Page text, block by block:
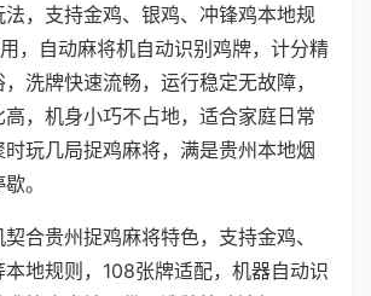
，支持金鸡、银鸡、冲锋鸡本地规
，自动麻将机自动识别鸡牌，计分精
洗牌快速流畅，运行稳定无故障，
，机身小巧不占地，适合家庭日常
玩几局捉鸡麻将，满是贵州本地烟
。
合贵州捉鸡麻将特色，支持金鸡、
地规则，108张牌适配，机器自动识